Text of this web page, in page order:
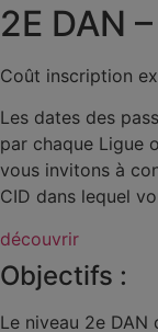
2E DAN
Coût inscription
Les dates des
par chaque Ligue
vous invitons à
CID dans lequel
découvrir
Objectifs :
Le niveau 2e